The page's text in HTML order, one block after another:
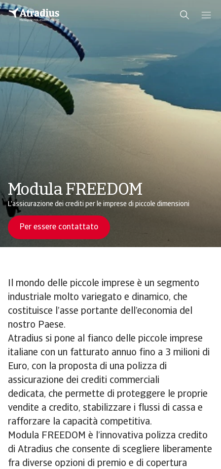
Modula FREEDOM
L'assicurazione dei crediti per le imprese di piccole dimensioni
Per essere contattato
Il mondo delle piccole imprese è un segmento
industriale molto variegato e dinamico, che
costituisce l’asse portante dell’economia del
nostro Paese.
Atradius si pone al fianco delle piccole imprese
italiane con un fatturato annuo fino a 3 milioni di
Euro, con la proposta di una polizza di
assicurazione dei crediti commerciali
dedicata, che permette di proteggere le proprie
vendite a credito, stabilizzare i flussi di cassa e
rafforzare la capacità competitiva.
Modula FREEDOM è l’innovativa polizza credito
di Atradius che consente di scegliere liberamente
fra diverse opzioni di premio e di copertura